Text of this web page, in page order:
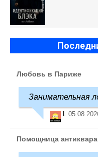
Любовь в Париже
Занимательная
L
Помощница антиквара